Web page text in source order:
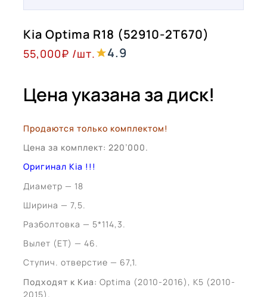
Kia Optima R18 (52910-2T670)
55,000₽ /шт. 4.9
Цена указана за диск!
Продаются только комплектом!
Цена за комплект: 220’000.
Оригинал Kia !!!
Диаметр — 18
Ширина — 7,5.
Разболтовка — 5*114,3.
Вылет (ЕТ) — 46.
Ступич. отверстие — 67,1.
Подходят к Киа: Optima (2010-2016), K5 (2010-
2015).